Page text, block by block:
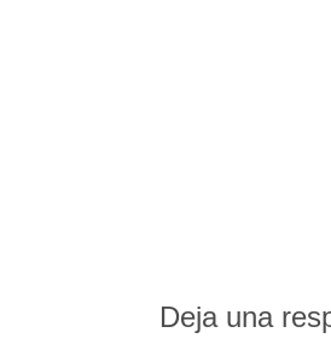
Deja una